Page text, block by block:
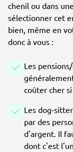
chenil ou dans
sélectionner cet
bien, même en
donc à vous :
Les
coûter cher
Les dog-
par des
d'argent. Il
dont c'est